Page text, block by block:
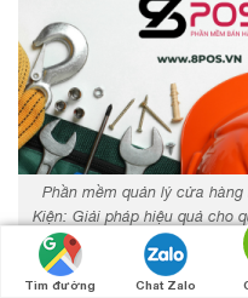
Phần mềm quản lý cửa hàng
Kiện: Giải pháp hiệu quả cho
Tối ưu hóa chiến
Tìm đường Chat Zalo